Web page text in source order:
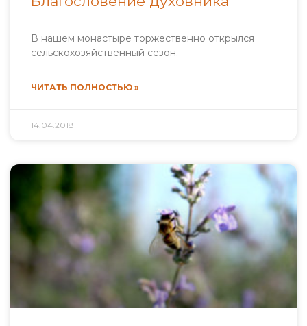
В нашем монастыре торжественно открылся
сельскохозяйственный сезон.
ЧИТАТЬ ПОЛНОСТЬЮ »
14.04.2018